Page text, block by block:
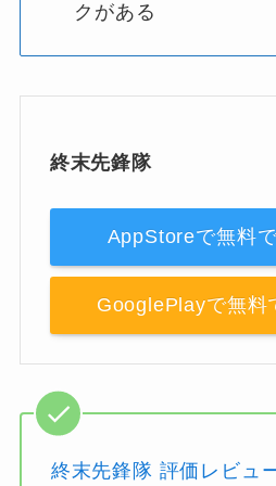
クがある
終末先鋒隊
AppStoreで無料
GooglePlayで無料
終末先鋒隊 評価レビュ